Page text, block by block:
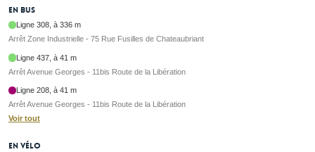
En bus
Ligne 308, à 336 m
Arrêt Zone Industrielle - 75 Rue Fusilles de Chateaubriant
Ligne 437, à 41 m
Arrêt Avenue Georges - 11bis Route de la Libération
Ligne 208, à 41 m
Arrêt Avenue Georges - 11bis Route de la Libération
Voir tout
En vélo